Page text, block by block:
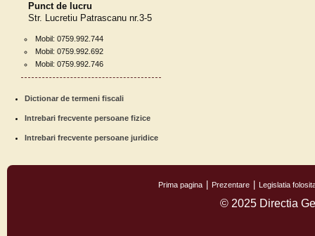
Punct de lucru
Str. Lucretiu Patrascanu nr.3-5
Mobil: 0759.992.744
Mobil: 0759.992.692
Mobil: 0759.992.746
Dictionar de termeni fiscali
Intrebari frecvente persoane fizice
Intrebari frecvente persoane juridice
Prima pagina Prezentare Legislatia
© 2025 Directia